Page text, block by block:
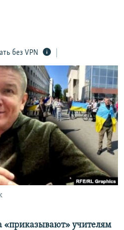
ИСТОРИЙ СОПРОТИВЛЕНИЯ
без VPN
«приказывают» учителям